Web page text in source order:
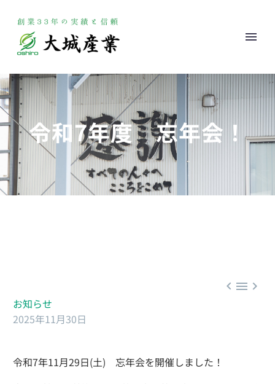
令和7年度 忘年会！
  
お知らせ
2025年11月30日
令和7年11月29日(土) 忘年会を開催しました！